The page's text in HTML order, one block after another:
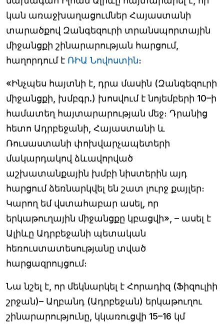
կան առաջխաղացումներ Հայաստանի
տարածքով Զանգեզուրի տրանսպորտային
միջանցքի շինարարության հարցում,
հաղորդում է ՌԻԱ Նովոստին։
«Ինչպես հայտնի է, դրա մասին (Զանգեզուրի
միջանցքի, խմբգր.) խոսվում է նոյեմբերի 10–ի
համատեղ հայտարարության մեջ։ Դրանից
հետո Ադրբեջանի, Հայաստանի և
Ռուսաստանի փոխվարչապետերի
մակարդակով ձևավորված
աշխատանքային խմբի նիստերին այդ
հարցում ձեռնարկվել են շատ լուրջ քայլեր։
Կարող եմ վստահաբար ասել, որ
երկաթուղային միջանցքը կբացվի», – ասել է
Ալիևը Ադրբեջանի պետական
հեռուստատեսությանը տված
հարցազրույցում։
Նա նշել է, որ մեկնարկել է Հորադիզ (Ֆիզուլիի
շրջան)– Աղբանդ (Ադրբեջան) երկաթուղու
շինարարությունը, կկառուցվի 15–16 կմ